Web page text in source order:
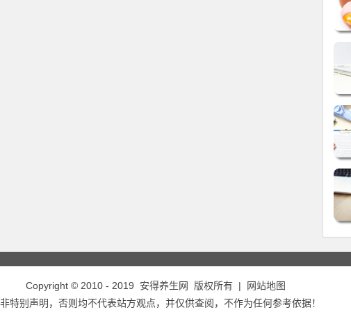
Copyright © 2010 - 2019 安得养生网 版权所有 |
网站地图
特别声明，否则均不代表站方观点，并仅供查阅，不作为任何参考依据！